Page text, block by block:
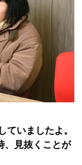
いましたよ。
、見抜くことが